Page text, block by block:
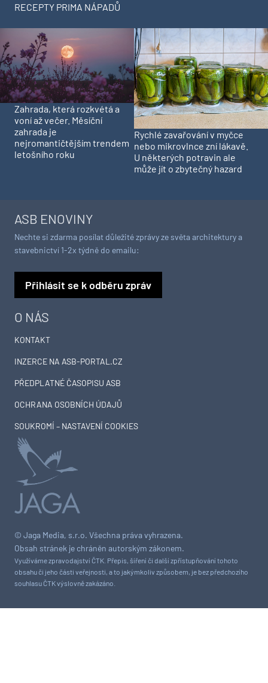
RECEPTY PRIMA NÁPADŮ
Zahrada, která rozkvétá a
voní až večer. Měsíční
zahrada je
nejromantičtějším trendem
letošního roku
Rychlé zavařování v myčce
nebo mikrovlnce zní lákavě.
U některých potravin ale
může jít o zbytečný hazard
© Jaga Media, s.r.o. Všechna práva vyhrazena.
Obsah stránek je chráněn autorským zákonem.
Využíváme zpravodajství ČTK. Přepis, šíření či další zpřístupňování tohoto
obsahu či jeho části veřejnosti, a to jakýmkoliv způsobem, je bez předchozího
souhlasu ČTK výslovně zakázáno.
O NÁS
KONTAKT
INZERCE NA ASB-PORTAL.CZ
PŘEDPLATNÉ ČASOPISU ASB
OCHRANA OSOBNÍCH ÚDAJŮ
SOUKROMÍ – NASTAVENÍ COOKIES
ASB ENOVINY
Nechte si zdarma posílat důležité zprávy ze světa architektury a
stavebnictví 1-2x týdně do emailu:
Přihlásit se k odběru zpráv